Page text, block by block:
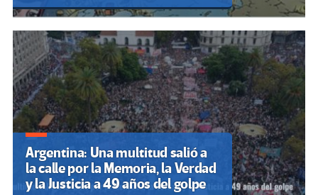
Argentina: Una multitud salió a
la calle por la Memoria, la Verdad
y la Justicia a 49 años del golpe